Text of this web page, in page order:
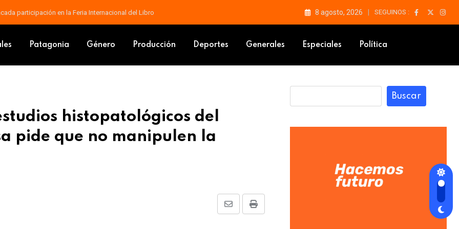
en el cine con “Yo, Narciso” 8 agosto, 2026 SEGUINOS :
Patagonia Género Producción Deportes Generales Especiales Política
histopatológicos del
pide que no manipulen la
Print
Share
Buscar